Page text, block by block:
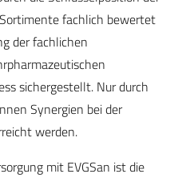
fachlich bewertet
der fachlichen
sichergestellt. Nur durch
Synergien bei der
werden.
mit EVGSan ist die